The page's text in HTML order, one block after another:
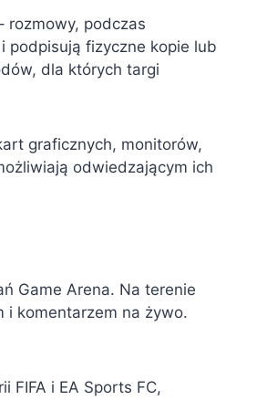
rozmowy, podczas
podpisują fizyczne kopie lub
dla których targi
graficznych, monitorów,
odwiedzającym ich
Game Arena. Na terenie
i komentarzem na żywo.
FIFA i EA Sports FC,